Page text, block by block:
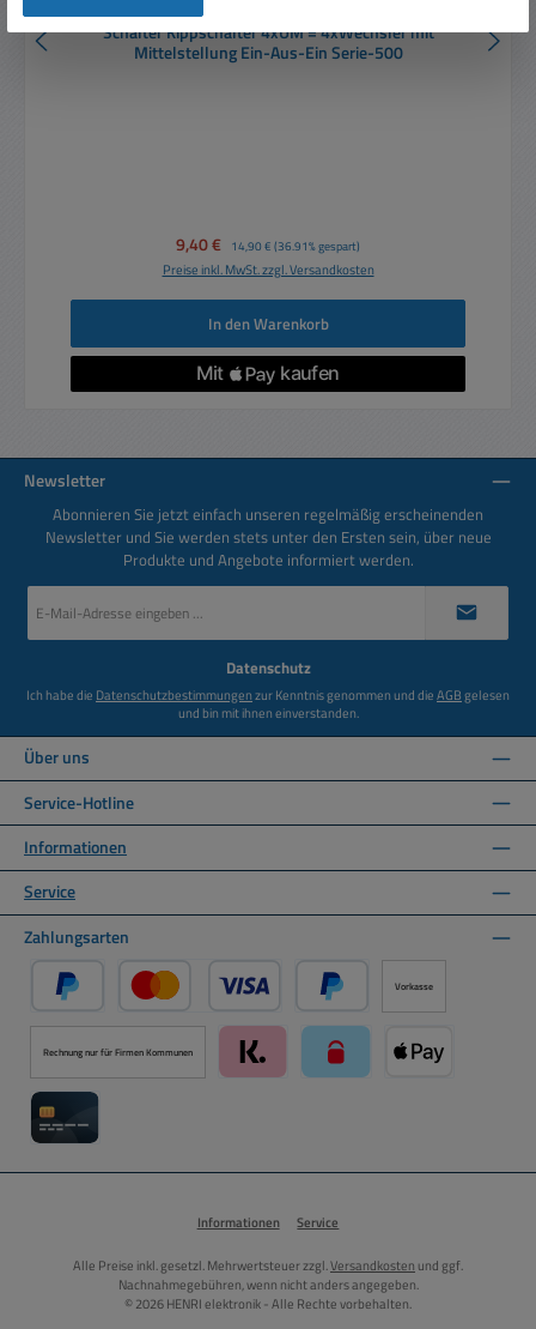
Schalter Kippschalter 4xUM = 4xWechsler mit
Mittelstellung Ein-Aus-Ein Serie-500
Verkaufspreis:
9,40 € Regulärer Preis:
14,90 € (36.91% gespart)
Preise inkl. MwSt. zzgl. Versandkosten
In den Warenkorb
Newsletter
Abonnieren Sie jetzt einfach unseren regelmäßig erscheinenden
Newsletter und Sie werden stets unter den Ersten sein, über neue
Produkte und Angebote informiert werden.
Mail-
Datenschutz
Ich habe die Datenschutzbestimmungenzur Kenntnis genommen und dieAGBgelesen
und bin mit ihnen einverstanden.
Über uns
Service-Hotline
Informationen
Service
Zahlungsarten
PayPal Kredit- oder Debitkarte über PayPal
Später Bezahlen über PayPal
Vorkasse
Rechnung nur für Firmen Kommunen
Informationen Service
Alle Preise inkl. gesetzl. Mehrwertsteuer zzgl.Versandkosten und ggf.
Nachnahmegebühren, wenn nicht anders angegeben.
© 2026 HENRI elektronik - Alle Rechte vorbehalten.